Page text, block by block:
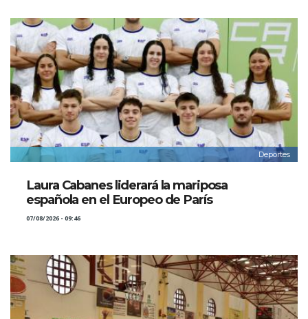
Deportes
Laura Cabanes liderará la mariposa
española en el Europeo de París
07/08/2026 - 09:46